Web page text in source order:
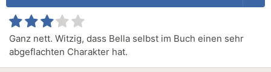
Ganz nett. Witzig, dass Bella selbst im Buch einen sehr
abgeflachten Charakter hat.